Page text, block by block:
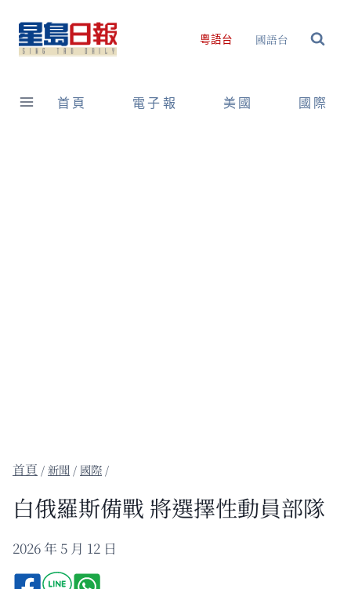
content
粵語台 國語台
首頁 電子報 美國 國際
/新聞 / 國際 /
白俄羅斯備戰 將選擇性動員部隊
2026 年 5 月 12 日